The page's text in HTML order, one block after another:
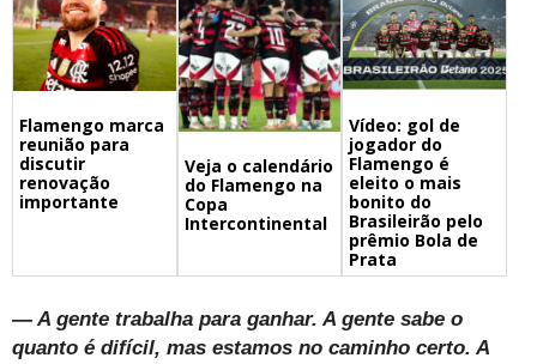
Flamengo marca
reunião para
discutir
renovação
importante
Veja o calendário
do Flamengo na
Copa
Intercontinental
Vídeo: gol de
jogador do
Flamengo é
eleito o mais
bonito do
Brasileirão pelo
prêmio Bola de
Prata
— A gente trabalha para ganhar. A gente sabe o
quanto é difícil, mas estamos no caminho certo. A